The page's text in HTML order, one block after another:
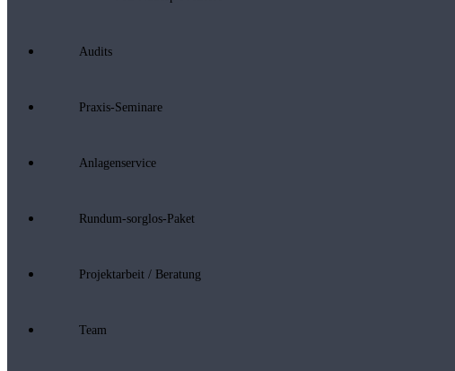
Audits
Praxis-Seminare
Anlagenservice
Rundum-sorglos-Paket
Projektarbeit / Beratung
Team